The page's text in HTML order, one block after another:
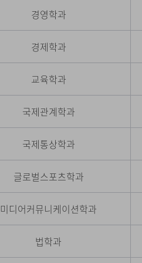
경영학과
경제학과
교육학과
국제관계학과
국제통상학과
글로벌스포츠학과
미디어커뮤니케이션학과
법학과